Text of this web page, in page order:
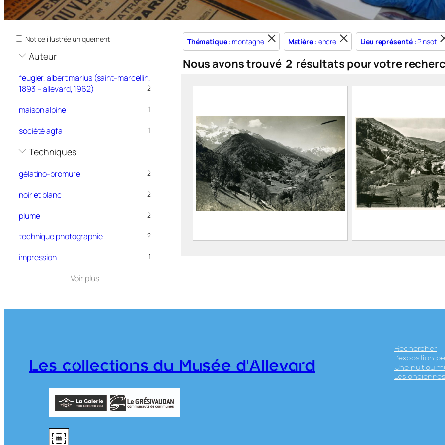
Notice illustrée uniquement
Auteur
feugier, albert marius (saint-marcellin,
1893 – allevard, 1962)
2
maison alpine 1
société agfa 1
Techniques
gélatino-bromure 2
noir et blanc 2
plume 2
technique photographie 2
impression 1
Voir plus
Thématique: montagne Matière: encre Lieu représenté: Pinsot
Nous avons trouvé 2 résultats pour votre
Le village de Pinsot et les
CE2020.1.470
Le village de
CE2020.1.471
Les collections du Musée d'Allevard
Rechercher
L’exposition
Une nuit au
Les